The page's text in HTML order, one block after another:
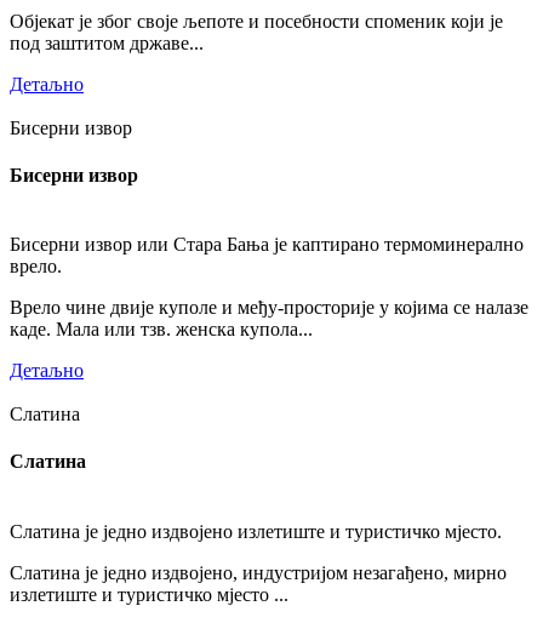
Објекат је због своје љепоте и посебности споменик који је
под заштитом државе...
Детаљно
Бисерни извор
Бисерни извор
Бисерни извор или Стара Бања је каптирано термоминерално
врело.
Врело чине двије куполе и међу-просторије у којима се налазе
каде. Мала или тзв. женска купола...
Детаљно
Слатина
Слатина
Слатина је једно издвојено излетиште и туристичко мјесто.
Слатина је једно издвојено, индустријом незагађено, мирно
излетиште и туристичко мјесто ...